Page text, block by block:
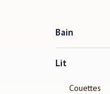
Bain
Lit
Couettes